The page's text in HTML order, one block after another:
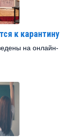
к карантину
на онлайн-